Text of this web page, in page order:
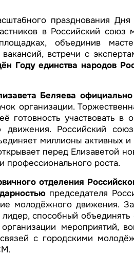
празднования
в Российский союз
объединив
встречи с
Году единства народов
Беляева
организации.
готовность участвовать в
движения. Российский
миллионы активных
перед Елизаветой
профессионального роста.
отделения
председателя
молодёжного движения.
способный
мероприятий,
с городскими